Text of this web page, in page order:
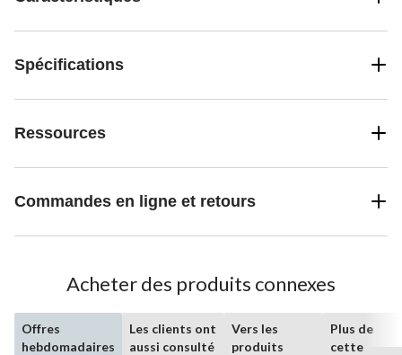
Spécifications
Ressources
Commandes en ligne et retours
Acheter des produits connexes
Offres
hebdomadaires
Les clients ont
aussi consulté
Vers les
produits
Plus de
cette